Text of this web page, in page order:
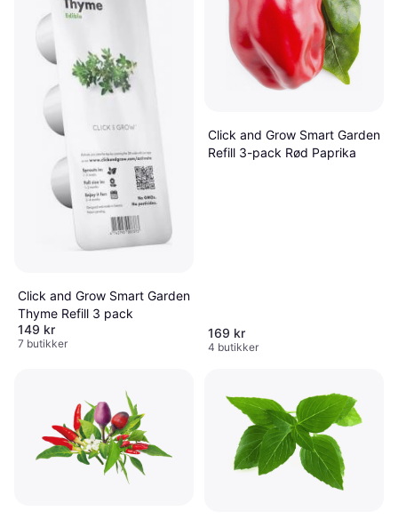
Click and Grow Smart Garden
Thyme Refill 3 pack
149 kr
7 butikker
Click and Grow Smart Garden
Refill 3-pack Rød Paprika
169 kr
4 butikker